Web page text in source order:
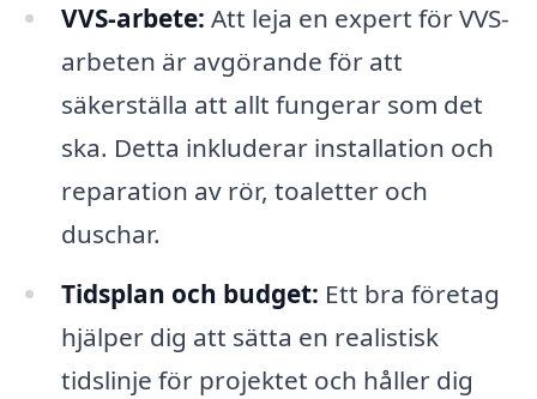
VVS-arbete: Att leja en expert för VVS-
arbeten är avgörande för att
säkerställa att allt fungerar som det
ska. Detta inkluderar installation och
reparation av rör, toaletter och
duschar.
Tidsplan och budget: Ett bra företag
hjälper dig att sätta en realistisk
tidslinje för projektet och håller dig